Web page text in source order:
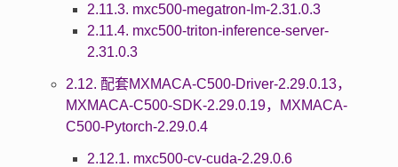
2.11.3. mxc500-megatron-lm-2.31.0.3
2.11.4. mxc500-triton-inference-server-
2.31.0.3
2.12. 配套MXMACA-C500-Driver-2.29.0.13，
MXMACA-C500-SDK-2.29.0.19，MXMACA-
C500-Pytorch-2.29.0.4
2.12.1. mxc500-cv-cuda-2.29.0.6